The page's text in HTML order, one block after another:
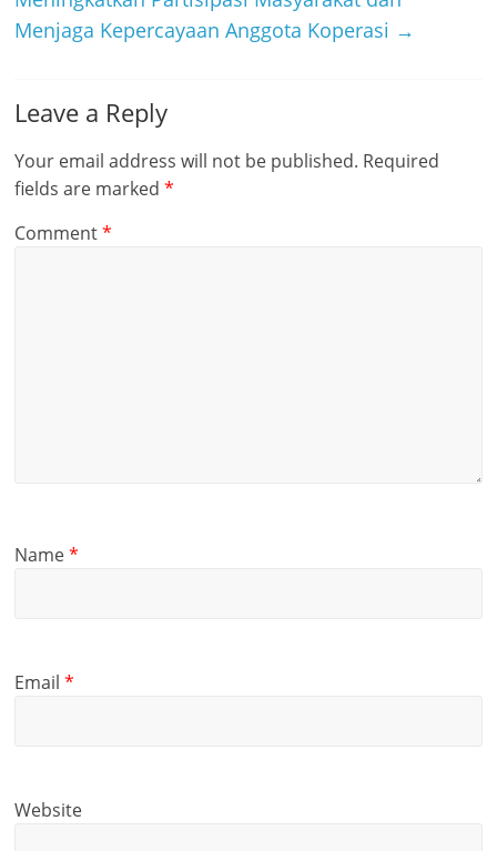
Menjaga Kepercayaan Anggota Koperasi →
Leave a Reply
Your email address will not be published. Required
fields are marked*
Comment*
Name*
Email*
Website